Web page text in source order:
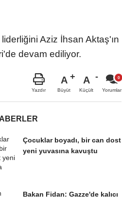
Aziz İhsan Aktaş'ın
devam ediliyor.
Yazdır
A
Büyüt
A
Küçült Yorumlar
Çocuklar boyadı, bir can dost
yeni yuvasına kavuştu
Bakan Fidan: Gazze'de kalıcı